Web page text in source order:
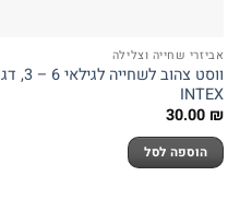
אביזרי שחייה וצלילה
INTEX
30.00 ₪
הוספה לסל